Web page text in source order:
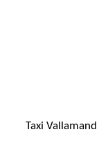
Taxi Vallamand